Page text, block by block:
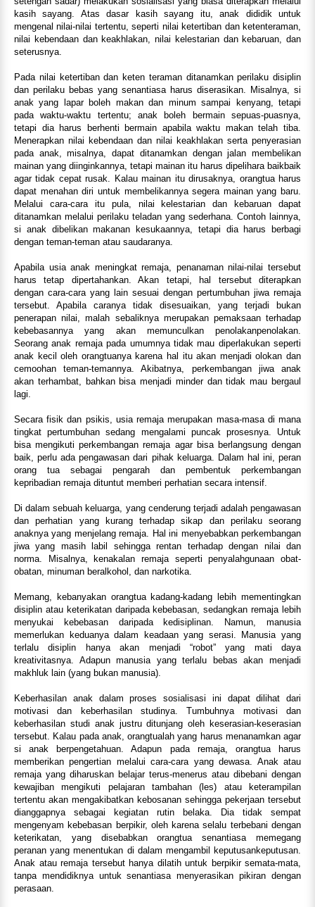
kasih sayang. Atas dasar kasih sayang itu, anak dididik untuk
mengenal nilai-nilai tertentu, seperti nilai ketertiban dan ketenteraman,
nilai kebendaan dan keakhlakan, nilai kelestarian dan kebaruan, dan
seterusnya.
Pada nilai ketertiban dan keten teraman ditanamkan perilaku disiplin
dan perilaku bebas yang senantiasa harus diserasikan. Misalnya, si
anak yang lapar boleh makan dan minum sampai kenyang, tetapi
pada waktu-waktu tertentu; anak boleh bermain sepuas-puasnya,
tetapi dia harus berhenti bermain apabila waktu makan telah tiba.
Menerapkan nilai kebendaan dan nilai keakhlakan serta penyerasian
pada anak, misalnya, dapat ditanamkan dengan jalan membelikan
mainan yang diinginkannya, tetapi mainan itu harus dipelihara baikbaik
agar tidak cepat rusak. Kalau mainan itu dirusaknya, orangtua harus
dapat menahan diri untuk membelikannya segera mainan yang baru.
Melalui cara-cara itu pula, nilai kelestarian dan kebaruan dapat
ditanamkan melalui perilaku teladan yang sederhana. Contoh lainnya,
si anak dibelikan makanan kesukaannya, tetapi dia harus berbagi
dengan teman-teman atau saudaranya.
Apabila usia anak meningkat remaja, penanaman nilai-nilai tersebut
harus tetap dipertahankan. Akan tetapi, hal tersebut diterapkan
dengan cara-cara yang lain sesuai dengan pertumbuhan jiwa remaja
tersebut. Apabila caranya tidak disesuaikan, yang terjadi bukan
penerapan nilai, malah sebaliknya merupakan pemaksaan terhadap
kebebasannya yang akan memunculkan penolakanpenolakan.
Seorang anak remaja pada umumnya tidak mau diperlakukan seperti
anak kecil oleh orangtuanya karena hal itu akan menjadi olokan dan
cemoohan teman-temannya. Akibatnya, perkembangan jiwa anak
akan terhambat, bahkan bisa menjadi minder dan tidak mau bergaul
lagi.
Secara fisik dan psikis, usia remaja merupakan masa-masa di mana
tingkat pertumbuhan sedang mengalami puncak prosesnya. Untuk
bisa mengikuti perkembangan remaja agar bisa berlangsung dengan
baik, perlu ada pengawasan dari pihak keluarga. Dalam hal ini, peran
orang tua sebagai pengarah dan pembentuk perkembangan
kepribadian remaja dituntut memberi perhatian secara intensif.
Di dalam sebuah keluarga, yang cenderung terjadi adalah pengawasan
dan perhatian yang kurang terhadap sikap dan perilaku seorang
anaknya yang menjelang remaja. Hal ini menyebabkan perkembangan
jiwa yang masih labil sehingga rentan terhadap dengan nilai dan
norma. Misalnya, kenakalan remaja seperti penyalahgunaan obat-
obatan, minuman beralkohol, dan narkotika.
Memang, kebanyakan orangtua kadang-kadang lebih mementingkan
disiplin atau keterikatan daripada kebebasan, sedangkan remaja lebih
menyukai kebebasan daripada kedisiplinan. Namun, manusia
memerlukan keduanya dalam keadaan yang serasi. Manusia yang
terlalu disiplin hanya akan menjadi “robot” yang mati daya
kreativitasnya. Adapun manusia yang terlalu bebas akan menjadi
makhluk lain (yang bukan manusia).
Keberhasilan anak dalam proses sosialisasi ini dapat dilihat dari
motivasi dan keberhasilan studinya. Tumbuhnya motivasi dan
keberhasilan studi anak justru ditunjang oleh keserasian-keserasian
tersebut. Kalau pada anak, orangtualah yang harus menanamkan agar
si anak berpengetahuan. Adapun pada remaja, orangtua harus
memberikan pengertian melalui cara-cara yang dewasa. Anak atau
remaja yang diharuskan belajar terus-menerus atau dibebani dengan
kewajiban mengikuti pelajaran tambahan (les) atau keterampilan
tertentu akan mengakibatkan kebosanan sehingga pekerjaan tersebut
dianggapnya sebagai kegiatan rutin belaka. Dia tidak sempat
mengenyam kebebasan berpikir, oleh karena selalu terbebani dengan
keterikatan, yang disebabkan orangtua senantiasa memegang
peranan yang menentukan di dalam mengambil keputusankeputusan.
Anak atau remaja tersebut hanya dilatih untuk berpikir semata-mata,
tanpa mendidiknya untuk senantiasa menyerasikan pikiran dengan
perasaan.